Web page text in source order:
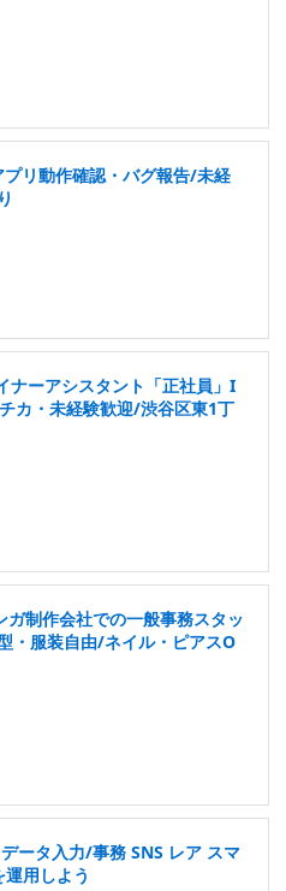
リ動作確認・バグ報告/未経
ナーアシスタント「正社員」I
カ・未経験歓迎/渋谷区東1丁
ガ制作会社での一般事務スタッ
・服装自由/ネイル・ピアスO
ータ入力/事務 SNS レア スマ
用しよう